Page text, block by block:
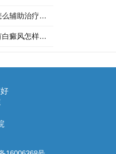
治疗白癜风?
治疗比较好?